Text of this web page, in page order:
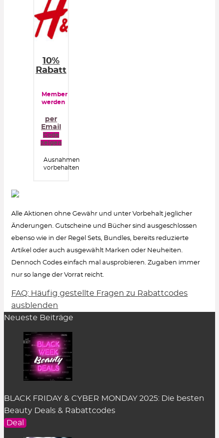
10%
Rabatt
Member
werden
per
Email
Code
zeigen
Ausnahmen
vorbehalten
Alle Aktionen ohne Gewähr und unter Vorbehalt jeglicher
Änderungen. Gutscheine und Bücher sind ausgeschlossen
ebenso wie in der Regel Sets, Bundles, bereits reduzierte
Artikel oder auch ausgewählt Marken oder Neuheiten.
Dennoch Codes einfach mal ausprobieren. Zugaben immer
nur so lange der Vorrat reicht.
Wie löse ich einen Rabattcode ein?
Um den Gutschein-Code anzuzeigen, klicke in
der Rabatt-Beschreibung auf den Button
zeigen“. Es öffnet sich ein Pop-up-Fenster.
Einfach auf„kopieren“
zwischengespeichert.
Im Warenkorb des dazugehörigen Online Shops
kann der Rabattcode im entsprechenden Feld
eingefügt werden. Das Feld befindet sich an
FAQ: Häufig gestellte Fragen zu Rabattcodes
ausblenden
Neueste Beiträge
BLACK FRIDAY & CYBER MONDAY 2025: Die besten
Beauty Deals & Rabattcodes
Deal